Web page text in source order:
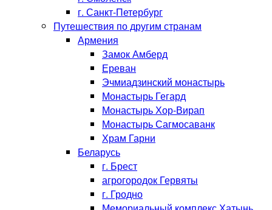
г. Санкт-Петербург
Путешествия по другим странам
Армения
Замок Амберд
Ереван
Эчмиадзинский монастырь
Монастырь Гегард
Монастырь Хор-Вирап
Монастырь Сагмосаванк
Храм Гарни
Беларусь
г. Брест
агрогородок Гервяты
г. Гродно